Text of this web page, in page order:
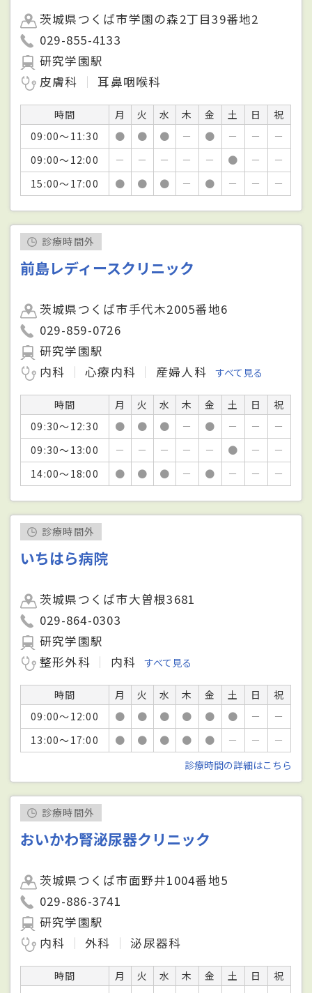
茨城県つくば市学園の森2丁目39番地2
029-855-4133
研究学園駅
皮膚科
耳鼻咽喉科
時間 月 火 水 木 金 土 日
祝
09:00～11:30
● ● ● － ● － －
－
09:00～12:00
－ － － － － ● －
－
15:00～17:00
● ● ● － ● － － －
診療時間外
前島レディースクリニック
茨城県つくば市手代木2005番地6
029-859-0726
研究学園駅
内科
心療内科 産婦人科 すべて見る
時間 月 火 水 木 金 土 日
祝
09:30～12:30
● ● ● － ● － －
－
09:30～13:00
－ － － － － ● －
－
14:00～18:00
● ● ● － ● － － －
診療時間外
いちはら病院
茨城県つくば市大曽根3681
029-864-0303
研究学園駅
整形外科
内科 すべて見る
時間 月 火 水 木 金 土 日
祝
09:00～12:00
● ● ● ● ● ● －
－
13:00～17:00
● ● ● ● ● － －
－
診療時間の詳細はこちら
診療時間外
おいかわ腎泌尿器クリニック
茨城県つくば市面野井1004番地5
029-886-3741
研究学園駅
内科
外科 泌尿器科
時間 月 火 水 木 金 土 日
祝